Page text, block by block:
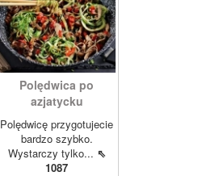
Polędwica po
azjatycku
Polędwicę przygotujecie
bardzo szybko.
Wystarczy tylko... ⇖
1087